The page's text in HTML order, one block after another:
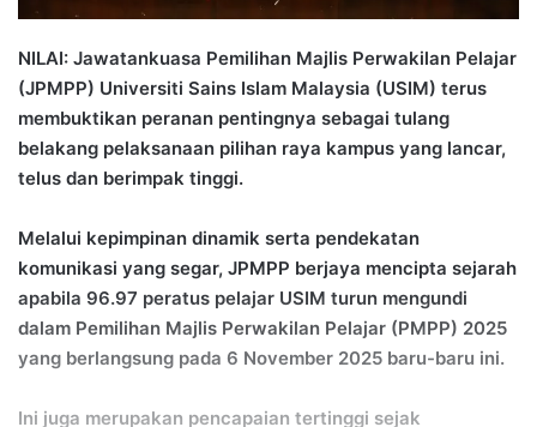
NILAI: Jawatankuasa Pemilihan Majlis Perwakilan Pelajar
(JPMPP) Universiti Sains Islam Malaysia (USIM) terus
membuktikan peranan pentingnya sebagai tulang
belakang pelaksanaan pilihan raya kampus yang lancar,
telus dan berimpak tinggi.
Melalui kepimpinan dinamik serta pendekatan
komunikasi yang segar, JPMPP berjaya mencipta sejarah
apabila 96.97 peratus pelajar USIM turun mengundi
dalam Pemilihan Majlis Perwakilan Pelajar (PMPP) 2025
yang berlangsung pada 6 November 2025 baru-baru ini.
Ini juga merupakan pencapaian tertinggi sejak